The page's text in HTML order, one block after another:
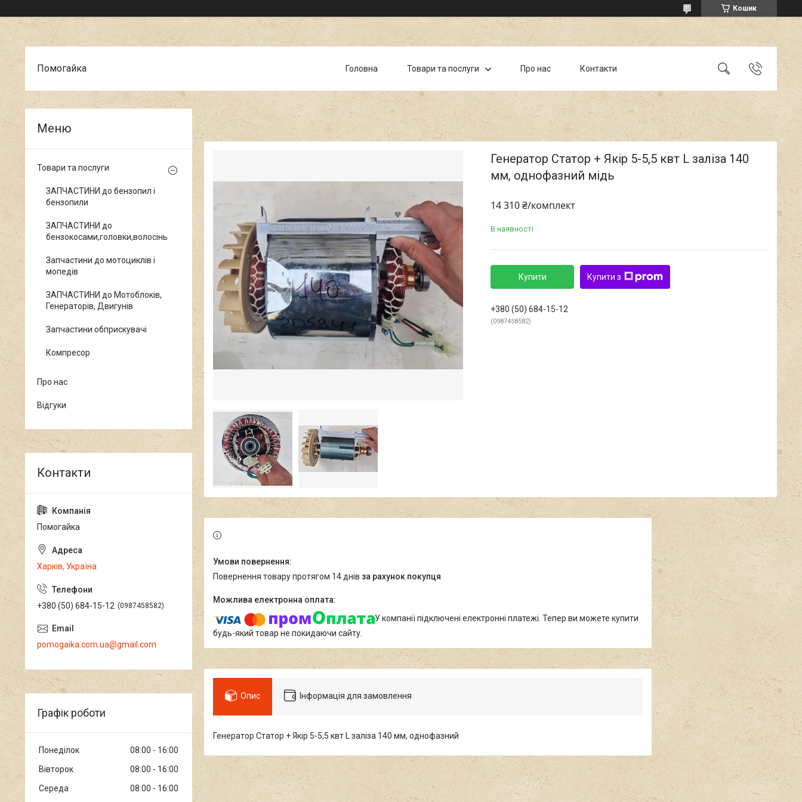
Кошик
Помогайка Головна Товари та послуги Про нас Контакти
Генератор Статор + Якір 5-5,5 квт L заліза 140
мм, однофазний мідь
14 310 ₴/комплект
В наявності
Купити Купити з
+380 (50) 684-15-12
0987458582
повернення товару протягом 14 днів за рахунок покупця
У компанії підключені електронні платежі. Тепер ви можете купити
будь-який товар не покидаючи сайту.
Опис Інформація для замовлення
Генератор Статор + Якір 5-5,5 квт L заліза 140 мм, однофазний
Товари та послуги
ЗАПЧАСТИНИ до бензопил і
бензопили
ЗАПЧАСТИНИ до
бензокосами,головки,волосінь
Запчастини до мотоциклів і
мопедів
ЗАПЧАСТИНИ до Мотоблоків,
Генераторів, Двигунів
Запчастини обприскувачі
Компресор
Про нас
Відгуки
Помогайка
Харків, Україна
+380 (50) 684-15-12 0987458582
pomogaika.com.ua@gmail.com
Графік роботи
Понеділок 08:00
16:00
Вівторок
08:00
16:00
Середа
08:00 16:00